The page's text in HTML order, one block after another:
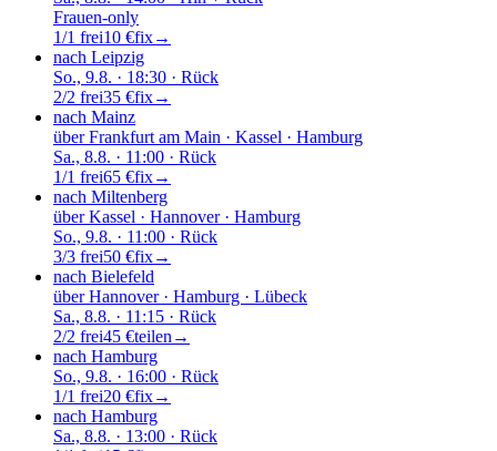
Frauen-only
1/1 frei10 €fix→
nach Leipzig
So., 9.8. · 18:30 · Rück
2/2 frei35 €fix→
nach Mainz
überFrankfurt am Main · Kassel · Hamburg
Sa., 8.8. · 11:00 · Rück
1/1 frei65 €fix→
nach Miltenberg
überKassel · Hannover · Hamburg
So., 9.8. · 11:00 · Rück
3/3 frei50 €fix→
nach Bielefeld
überHannover · Hamburg · Lübeck
Sa., 8.8. · 11:15 · Rück
2/2 frei45 €teilen →
nach Hamburg
So., 9.8. · 16:00 · Rück
1/1 frei20 €fix→
nach Hamburg
Sa., 8.8. · 13:00 · Rück